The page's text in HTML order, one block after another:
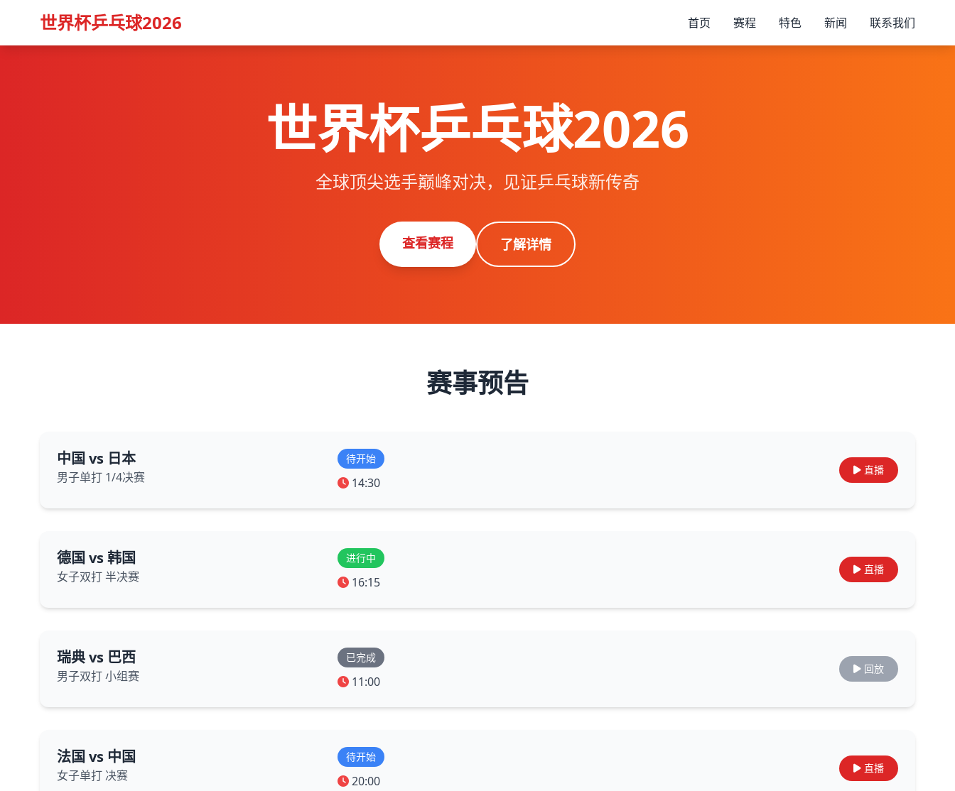
世界杯乒乓球2026 首页 赛程 特色 新闻 联系我们
世界杯乒乓球2026
全球顶尖选手巅峰对决，见证乒乓球新传奇
查看赛程 了解详情
赛事预告
中国 vs 日本
男子单打 1/4决赛
待开始
14:30
直播
德国 vs 韩国
女子双打 半决赛
进行中
16:15
直播
瑞典 vs 巴西
男子双打 小组赛
已完成
11:00
回放
法国 vs 中国
女子单打 决赛
待开始
20:00
直播